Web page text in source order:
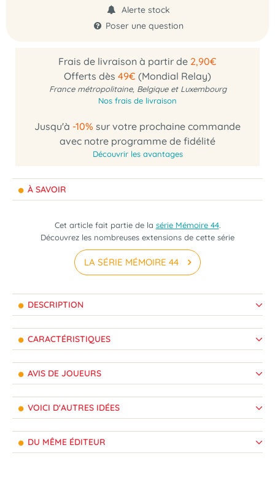
Alerte stock
Poser une question
Frais de livraison à partir de 2,90€
Offerts dès 49€ (Mondial Relay)
France métropolitaine, Belgique et Luxembourg
Nos frais de livraison
Jusqu'à -10% sur votre prochaine commande
avec notre programme de fidélité
Découvrir les avantages
À SAVOIR
Cet article fait partie de la série Mémoire 44.
Découvrez les nombreuses extensions de cette série
LA SÉRIE MÉMOIRE 44
DESCRIPTION
CARACTÉRISTIQUES
AVIS DE JOUEURS
VOICI D'AUTRES IDÉES
DU MÊME ÉDITEUR